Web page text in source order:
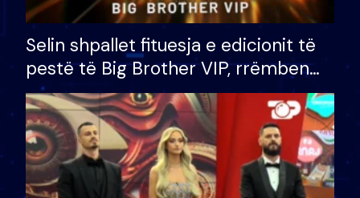
Selin shpallet fituesja e edicionit të
pestë të Big Brother VIP, rrëmben
çmimin e madh prej 100 mijë eurosh